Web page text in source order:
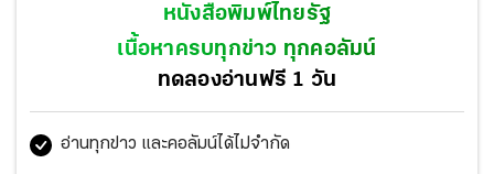
หนังสือพิมพ์ไทยรัฐ
เนื้อหาครบทุกข่าว ทุกคอลัมน์
ทดลองอ่านฟรี 1 วัน
อ่านทุกข่าว และคอลัมน์ได้ไม่จำกัด